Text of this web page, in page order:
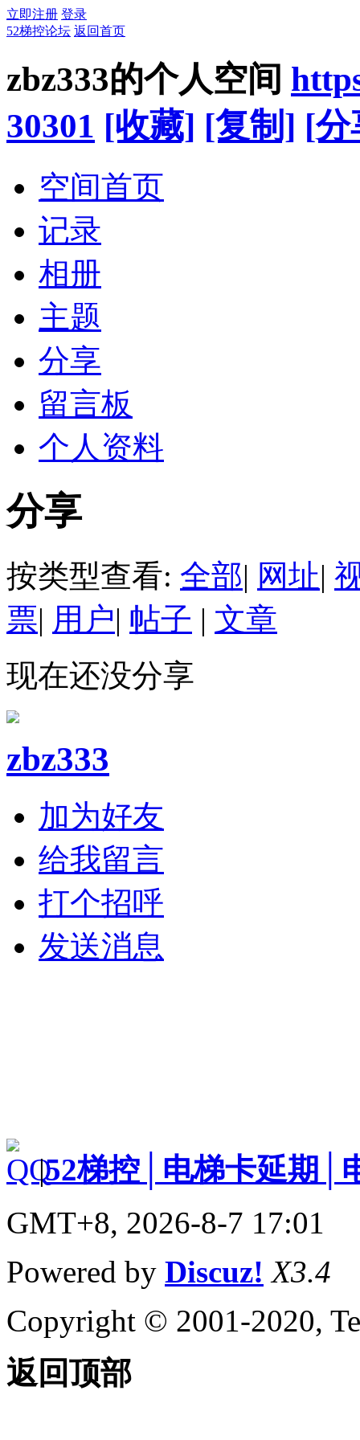
立即注册 登录
52梯控论坛 返回首页
zbz333的个人空间
30301 [收藏] [复制] [分
空间首页
记录
相册
主题
分享
留言板
个人资料
分享
按类型查看: 全部| 网址|
票| 用户| 帖子 | 文章
现在还没分享
zbz333
加为好友
给我留言
打个招呼
发送消息
|52梯控│电梯卡延期│
GMT+8, 2026-8-7 17:01
Powered by Discuz! X3.4
Copyright © 2001-2020,
返回顶部